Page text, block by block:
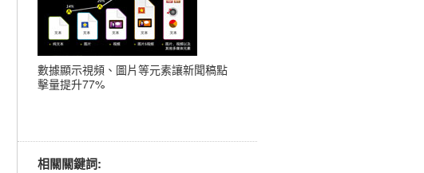
數據顯示視頻、圖片等元素讓新聞稿點
擊量提升77%
相關關鍵詞: